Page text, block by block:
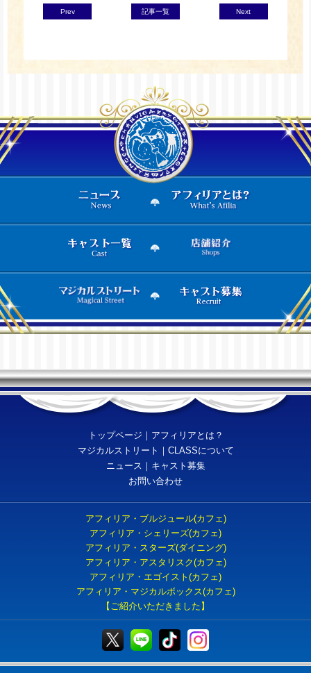
Prev 記事一覧 Next
トップページ ｜ アフィリアとは？
マジカルストリート ｜ CLASSについて
ニュース ｜ キャスト募集
お問い合わせ
アフィリア・ブルジュール(カフェ)
アフィリア・シェリーズ(カフェ)
アフィリア・スターズ(ダイニング)
アフィリア・アスタリスク(カフェ)
アフィリア・エゴイスト(カフェ)
アフィリア・マジカルボックス(カフェ)
【ご紹介いただきました】